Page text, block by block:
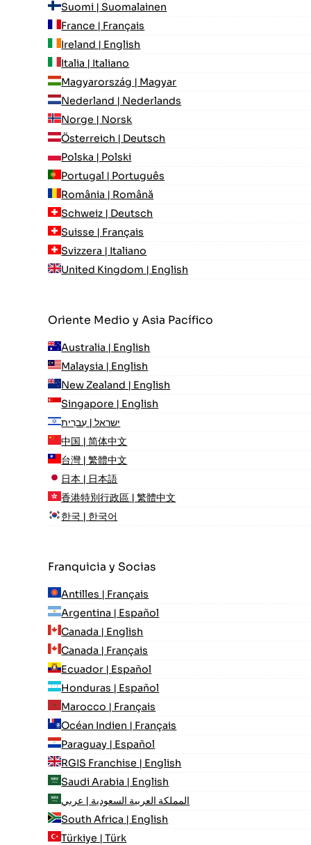
Suomi | Suomalainen
France | Français
Ireland | English
Italia | Italiano
Magyarország | Magyar
Nederland | Nederlands
Norge | Norsk
Österreich | Deutsch
Polska | Polski
Portugal | Português
România | Română
Schweiz | Deutsch
Suisse | Français
Svizzera | Italiano
United Kingdom | English
Oriente Medio y Asia Pacífico
Australia | English
Malaysia | English
New Zealand | English
Singapore | English
ישראל | עִברִית
中国 | 简体中文
台灣 | 繁體中文
日本 | 日本語
香港特別行政區 | 繁體中文
한국 | 한국어
Franquicia y Socias
Antilles | Français
Argentina | Español
Canada | English
Canada | Français
Ecuador | Español
Honduras | Español
Marocco | Français
Océan Indien | Français
Paraguay | Español
RGIS Franchise | English
Saudi Arabia | English
المملكة العربية السعودية | عربي
South Africa | English
Türkiye | Türk